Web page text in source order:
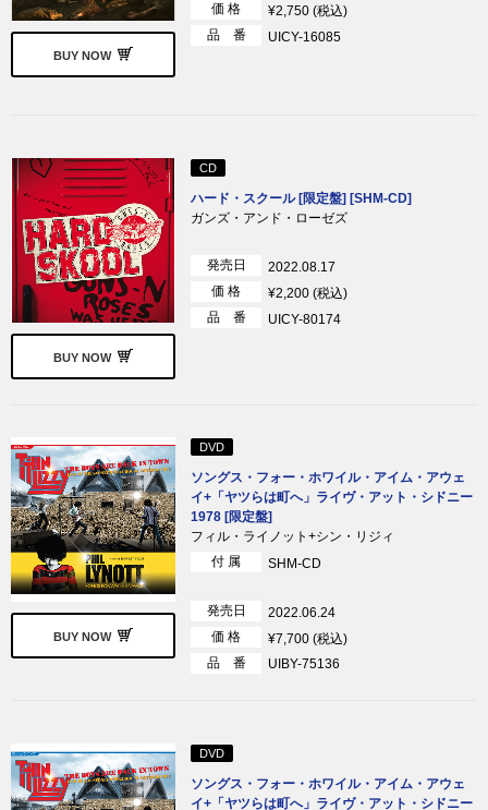
BUY NOW
価 格
¥2,750 (税込)
品 番
UICY-16085
BUY NOW
CD
ハード・スクール [限定盤] [SHM-CD]
ガンズ・アンド・ローゼズ
発売日
2022.08.17
価 格
¥2,200 (税込)
品 番
UICY-80174
BUY NOW
DVD
ソングス・フォー・ホワイル・アイム・アウェ
イ+「ヤツらは町へ」ライヴ・アット・シドニー
1978 [限定盤]
フィル・ライノット+シン・リジィ
付 属
SHM-CD
発売日
2022.06.24
価 格
¥7,700 (税込)
品 番
UIBY-75136
DVD
ソングス・フォー・ホワイル・アイム・アウェ
イ+「ヤツらは町へ」ライヴ・アット・シドニー